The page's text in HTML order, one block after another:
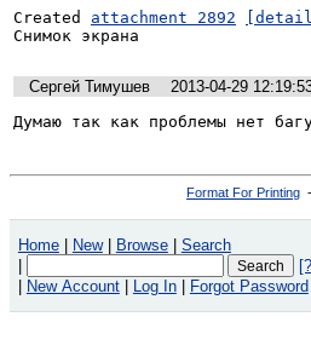
Created attachment 2892
Снимок экрана
Сергей Тимушев
2013-04-29
Думаю так как проблемы нет
Format For Printing -
Home New Browse
Search
New Account Log In Forgot Password